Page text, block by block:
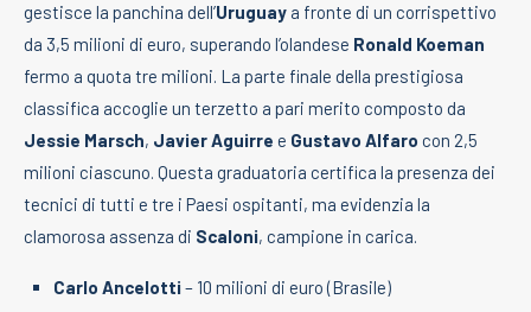
gestisce la panchina dell’Uruguay a fronte di un corrispettivo
da 3,5 milioni di euro, superando l’olandese Ronald Koeman
fermo a quota tre milioni. La parte finale della prestigiosa
classifica accoglie un terzetto a pari merito composto da
Jessie Marsch, Javier Aguirre e Gustavo Alfaro con 2,5
milioni ciascuno. Questa graduatoria certifica la presenza dei
tecnici di tutti e tre i Paesi ospitanti, ma evidenzia la
clamorosa assenza di Scaloni, campione in carica.
Carlo Ancelotti– 10 milioni di euro (Brasile)